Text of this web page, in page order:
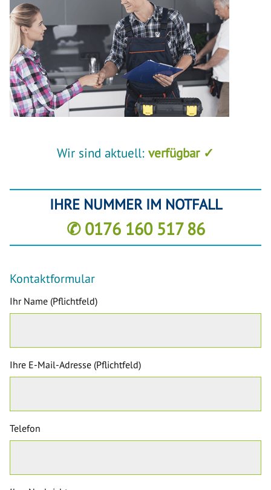
Wir sind aktuell: verfügbar ✓
IHRE NUMMER IM NOTFALL
✆ 0176 160 517 86
Kontaktformular
Ihr Name (Pflichtfeld)
Ihre E-Mail-Adresse (Pflichtfeld)
Telefon